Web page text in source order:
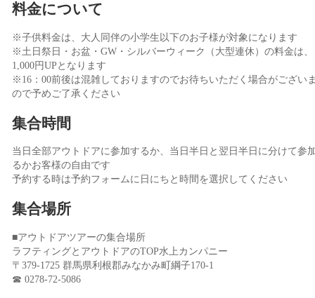
料金について
※子供料金は、大人同伴の小学生以下のお子様が対象になります
※土日祭日・お盆・GW・シルバーウィーク（大型連休）の料金は、
1,000円UPとなります
※16：00前後は混雑しておりますのでお待ちいただく場合がござい
ので予めご了承ください
集合時間
当日全部アウトドアに参加するか、当日半日と翌日半日に分けて参
るかお客様の自由です
予約する時は予約フォームに日にちと時間を選択してください
集合場所
■アウトドアツアーの集合場所
ラフティングとアウトドアのTOP水上カンパニー
〒379-1725 群馬県利根郡みなかみ町綱子170-1
☎ 0278-72-5086